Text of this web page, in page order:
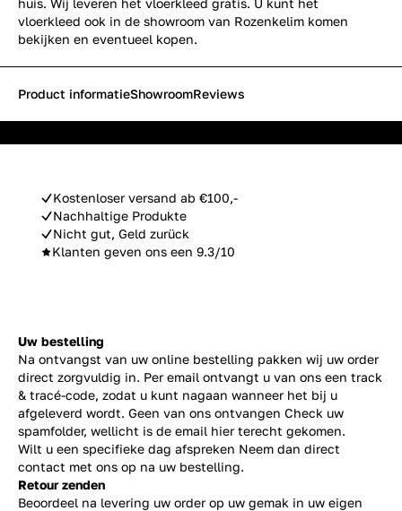
huis. Wij leveren het vloerkleed gratis. U kunt het
vloerkleed ook in de showroom van Rozenkelim komen
bekijken en eventueel kopen.
Kostenloser versand ab €100,-
Nachhaltige Produkte
Nicht gut, Geld zurück
Klanten geven ons een 9.3/10
Product informatieShowroomReviews
Uw bestelling
Na ontvangst van uw online bestelling pakken wij uw order
direct zorgvuldig in. Per email ontvangt u van ons een track
& tracé-code, zodat u kunt nagaan wanneer het bij u
afgeleverd wordt. Geen van ons ontvangen Check uw
spamfolder, wellicht is de email hier terecht gekomen.
Wilt u een specifieke dag afspreken Neem dan direct
contact met ons op na uw bestelling.
Retour zenden
Beoordeel na levering uw order op uw gemak in uw eigen